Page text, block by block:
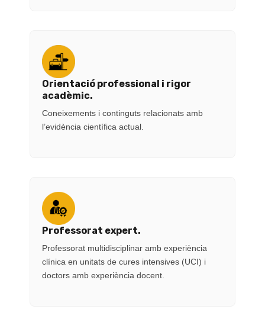
Orientació professional i rigor
acadèmic.
Coneixements i continguts relacionats amb
l’evidència científica actual.
Professorat expert.
Professorat multidisciplinar amb experiència
clínica en unitats de cures intensives (UCI) i
doctors amb experiència docent.